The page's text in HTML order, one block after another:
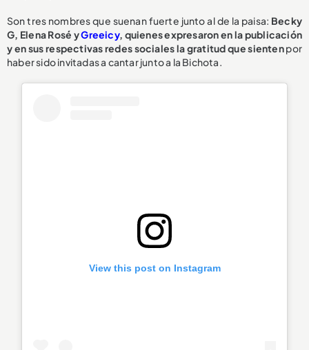
Son tres nombres que suenan fuerte junto al de la paisa: Becky
G, Elena Rosé yGreeicy, quienes expresaron en la publicación
y en sus respectivas redes sociales la gratitud que sientenpor
haber sido invitadas a cantar junto a la Bichota.
View this post on Instagram